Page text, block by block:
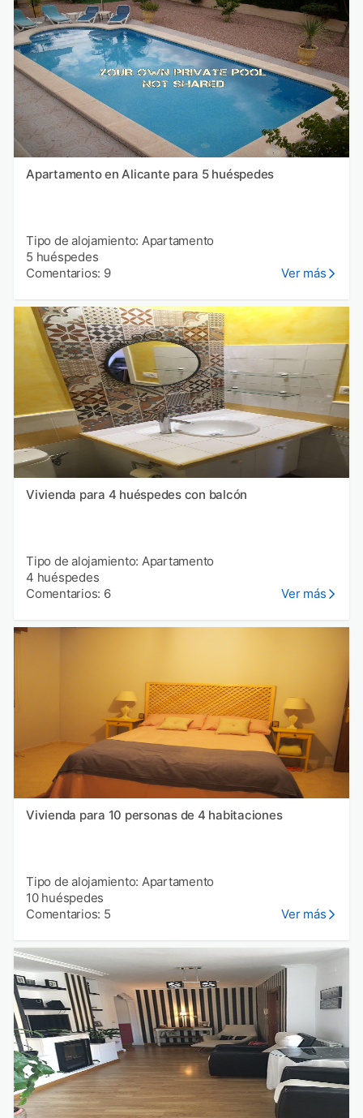
Apartamento en Alicante para 5 huéspedes
Tipo de alojamiento: Apartamento
5 huéspedes
Comentarios: 9
Ver más
Vivienda para 4 huéspedes con balcón
Tipo de alojamiento: Apartamento
4 huéspedes
Comentarios: 6
Ver más
Vivienda para 10 personas de 4 habitaciones
Tipo de alojamiento: Apartamento
10 huéspedes
Comentarios: 5
Ver más